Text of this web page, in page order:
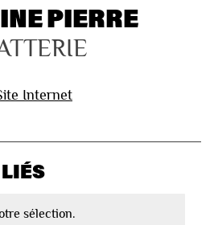
PIERRE
Internet
sélection.